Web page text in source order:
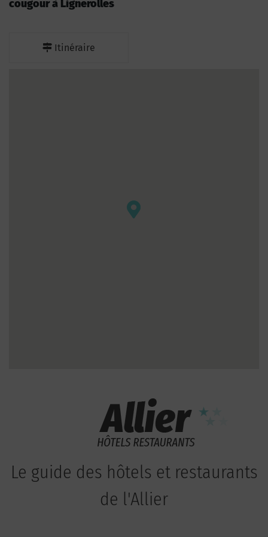
cougour à Lignerolles
Itinéraire
Le guide des hôtels et restaurants
de l'Allier